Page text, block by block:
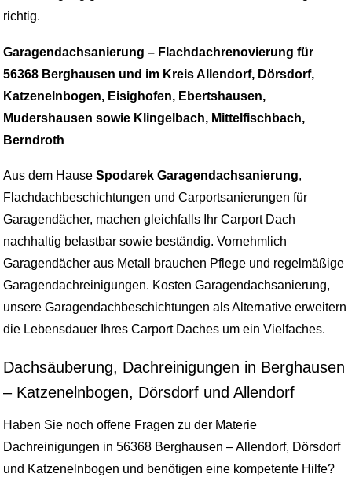
richtig.
Garagendachsanierung – Flachdachrenovierung für
56368 Berghausen und im Kreis Allendorf, Dörsdorf,
Katzenelnbogen, Eisighofen, Ebertshausen,
Mudershausen sowie Klingelbach, Mittelfischbach,
Berndroth
Aus dem Hause Spodarek Garagendachsanierung,
Flachdachbeschichtungen und Carportsanierungen für
Garagendächer, machen gleichfalls Ihr Carport Dach
nachhaltig belastbar sowie beständig. Vornehmlich
Garagendächer aus Metall brauchen Pflege und regelmäßige
Garagendachreinigungen. Kosten Garagendachsanierung,
unsere Garagendachbeschichtungen als Alternative erweitern
die Lebensdauer Ihres Carport Daches um ein Vielfaches.
Dachsäuberung, Dachreinigungen in Berghausen
– Katzenelnbogen, Dörsdorf und Allendorf
Haben Sie noch offene Fragen zu der Materie
Dachreinigungen in 56368 Berghausen – Allendorf, Dörsdorf
und Katzenelnbogen und benötigen eine kompetente Hilfe?